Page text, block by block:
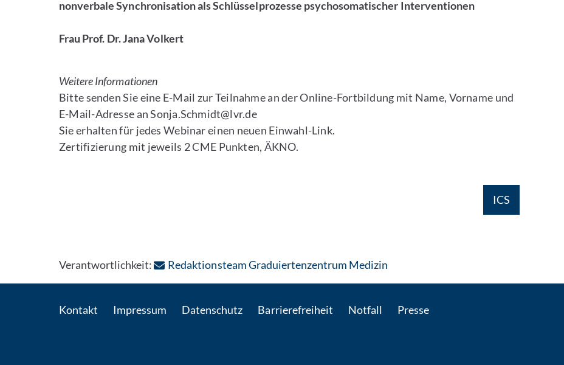
nonverbale Synchronisation als Schlüsselprozesse psychosomatischer Interventionen
Frau Prof. Dr. Jana Volkert
Weitere Informationen
Bitte senden Sie eine E-Mail zur Teilnahme an der Online-Fortbildung mit Name, Vorname und
E-Mail-Adresse an Sonja.Schmidt@lvr.de
Sie erhalten für jedes Webinar einen neuen Einwahl-Link.
Zertifizierung mit jeweils 2 CME Punkten, ÄKNO.
ICS
Verantwortlichkeit: Redaktionsteam Graduiertenzentrum Medizin
Kontakt Impressum Datenschutz Barrierefreiheit Notfall Presse